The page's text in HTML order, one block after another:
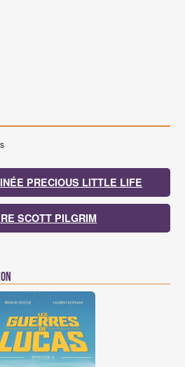
PRECIOUS LITTLE LIFE
SCOTT PILGRIM